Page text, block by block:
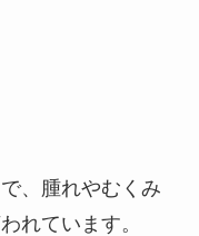
、腫れやむくみ
れています。